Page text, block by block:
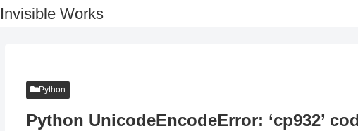
Invisible Works
Python
Python UnicodeEncodeError: ‘cp932’